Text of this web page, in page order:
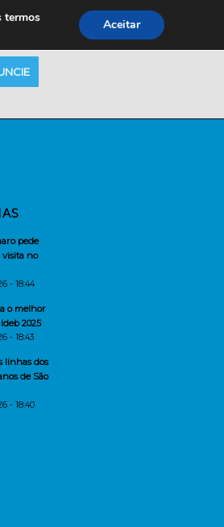
pede
visita no
- 18:44
o melhor
2025
- 18:43
linhas dos
de São
- 18:40
termos
Aceitar